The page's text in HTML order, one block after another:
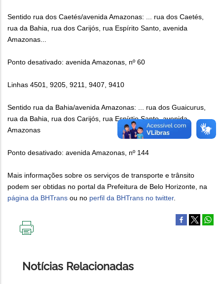
Sentido rua dos Caetés/avenida Amazonas: ... rua dos Caetés,
rua da Bahia, rua dos Carijós, rua Espírito Santo, avenida
Amazonas...
Ponto desativado: avenida Amazonas, nº 60
Linhas 4501, 9205, 9211, 9407, 9410
Sentido rua da Bahia/avenida Amazonas: ... rua dos Guaicurus,
rua da Bahia, rua dos Carijós, rua Espírtio Santo, avenida
Amazonas
Ponto desativado: avenida Amazonas, nº 144
Mais informações sobre os serviços de transporte e trânsito
podem ser obtidas no portal da Prefeitura de Belo Horizonte, na
página da BHTrans ou no perfil da BHTrans no twitter.
Notícias Relacionadas